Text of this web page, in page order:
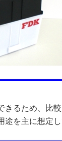
るため、比
を主に想定し